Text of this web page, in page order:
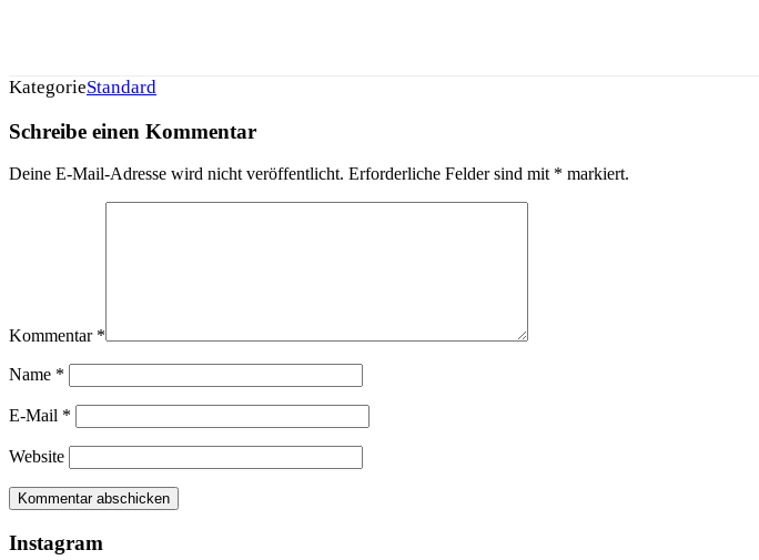
KategorieStandard
Schreibe einen Kommentar
Deine E-Mail-Adresse wird nicht veröffentlicht. Erforderliche Felder sind mit * markiert.
Kommentar *
Name *
E-Mail *
Website
Instagram